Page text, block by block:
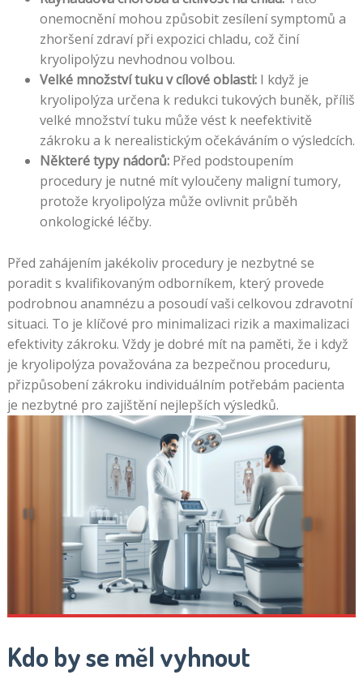
onemocnění mohou způsobit zesílení symptomů a
zhoršení zdraví při expozici chladu, což činí
kryolipolýzu nevhodnou volbou.
Velké množství tuku v cílové oblasti:I když je
kryolipolýza určena k redukci tukových buněk, příliš
velké množství tuku může vést k neefektivitě
zákroku a k nerealistickým očekáváním o výsledcích.
Některé typy nádorů:Před podstoupením
procedury je nutné mít vyloučeny maligní tumory,
protože kryolipolýza může ovlivnit průběh
onkologické léčby.
Před zahájením jakékoliv procedury je nezbytné se
poradit s kvalifikovaným odborníkem, který provede
podrobnou anamnézu a posoudí vaši celkovou zdravotní
situaci. To je klíčové pro minimalizaci rizik a maximalizaci
efektivity zákroku. Vždy je dobré mít na paměti, že i když
je kryolipolýza považována za bezpečnou proceduru,
přizpůsobení zákroku individuálním potřebám pacienta
je nezbytné pro zajištění nejlepších výsledků.
Kdo by se měl vyhnout